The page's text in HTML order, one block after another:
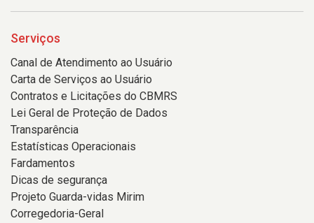
Serviços
Canal de Atendimento ao Usuário
Carta de Serviços ao Usuário
Contratos e Licitações do CBMRS
Lei Geral de Proteção de Dados
Transparência
Estatísticas Operacionais
Fardamentos
Dicas de segurança
Projeto Guarda-vidas Mirim
Corregedoria-Geral